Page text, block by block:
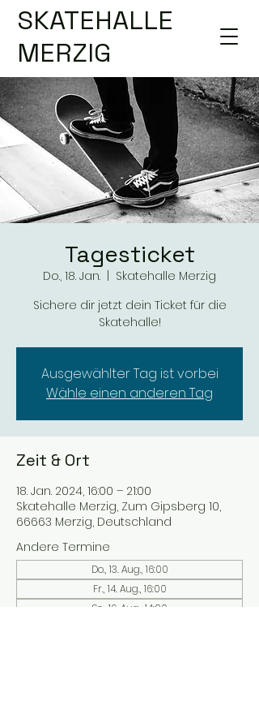
SKATEHALLE
MERZIG
Tagesticket
Do., 18. Jan.
Skatehalle Merzig
Sichere dir jetzt dein Ticket für die
Skatehalle!
Ausgewählter Tag ist vorbei
Wähle einen anderen Tag
Zeit & Ort
18. Jan. 2024, 16:00 – 21:00
Skatehalle Merzig, Zum Gipsberg 10,
66663 Merzig, Deutschland
Andere Termine
Do., 13. Aug., 16:00
Fr., 14. Aug., 16:00
So., 16. Aug., 14:00